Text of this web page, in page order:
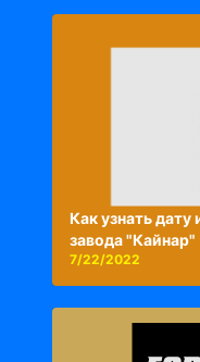
Как узнать дату
завода "Кайнар"
7/22/2022